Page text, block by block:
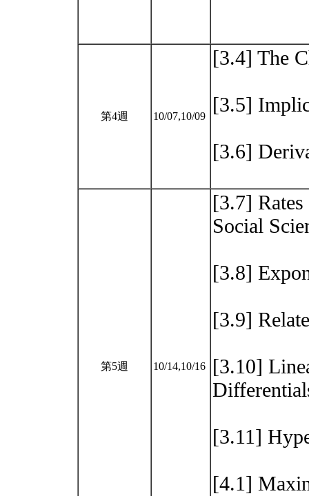
第4週 10/07,10/09
[3.4] The
[3.5]
[3.6]
第5週 10/14,10/16
[3.7]
Social
[3.8]
[3.9]
[3.10]
[3.11]
[4.1]